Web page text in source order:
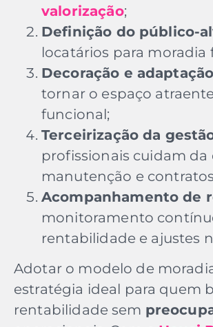
valorização;
Definição do público-
locatários para moradia
Decoração e
tornar o espaço
funcional;
Terceirização da
profissionais cuidam da
manutenção e
Acompanhamento de
monitoramento
rentabilidade e ajustes
Adotar o modelo de
estratégia ideal para quem
rentabilidade sem